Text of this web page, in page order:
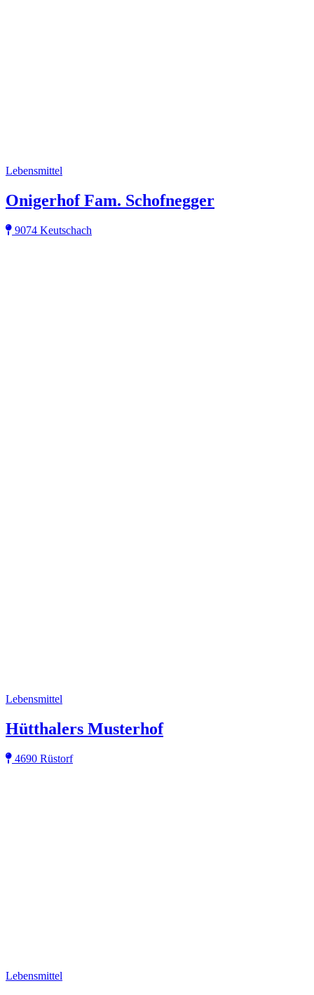
Lebensmittel
Onigerhof Fam. Schofnegger
9074 Keutschach
Lebensmittel
Hütthalers Musterhof
4690 Rüstorf
Lebensmittel